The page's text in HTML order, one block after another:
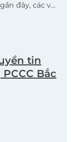
đây, các vụ
nhân
tin
Bắc